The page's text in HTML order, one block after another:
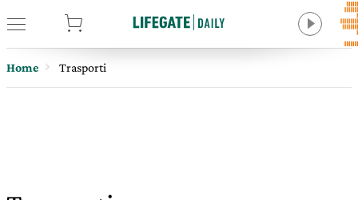
Home Trasporti